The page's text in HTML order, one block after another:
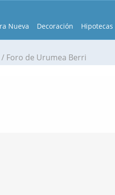
Nueva Decoración Hipotecas
Foro de Urumea Berri